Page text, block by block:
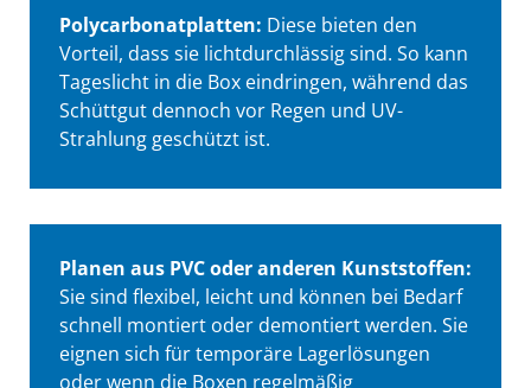
Polycarbonatplatten: Diese bieten den
Vorteil, dass sie lichtdurchlässig sind. So kann
Tageslicht in die Box eindringen, während das
Schüttgut dennoch vor Regen und UV-
Strahlung geschützt ist.
Planen aus PVC oder anderen Kunststoffen:
Sie sind flexibel, leicht und können bei Bedarf
schnell montiert oder demontiert werden. Sie
eignen sich für temporäre Lagerlösungen
oder wenn die Boxen regelmäßig